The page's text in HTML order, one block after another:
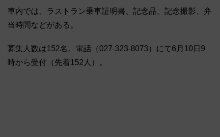
車内では、ラストラン乗車証明書、記念品、記念撮影、弁
当時間などがある。
募集人数は152名。電話（027-323-8073）にて6月10日9
時から受付（先着152人）。